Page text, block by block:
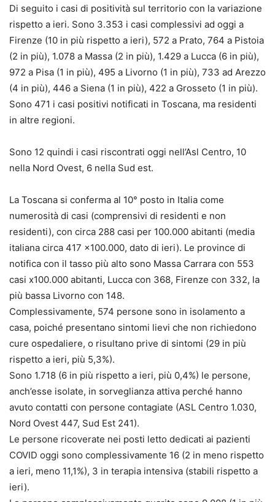
Di seguito i casi di positività sul territorio con la variazione
rispetto a ieri. Sono 3.353 i casi complessivi ad oggi a
Firenze (10 in più rispetto a ieri), 572 a Prato, 764 a Pistoia
(2 in più), 1.078 a Massa (2 in più), 1.429 a Lucca (6 in più),
972 a Pisa (1 in più), 495 a Livorno (1 in più), 733 ad Arezzo
(4 in più), 446 a Siena (1 in più), 422 a Grosseto (1 in più).
Sono 471 i casi positivi notificati in Toscana, ma residenti
in altre regioni.
Sono 12 quindi i casi riscontrati oggi nell’Asl Centro, 10
nella Nord Ovest, 6 nella Sud est.
La Toscana si conferma al 10° posto in Italia come
numerosità di casi (comprensivi di residenti e non
residenti), con circa 288 casi per 100.000 abitanti (media
italiana circa 417 x100.000, dato di ieri). Le province di
notifica con il tasso più alto sono Massa Carrara con 553
casi x100.000 abitanti, Lucca con 368, Firenze con 332, la
più bassa Livorno con 148.
Complessivamente, 574 persone sono in isolamento a
casa, poiché presentano sintomi lievi che non richiedono
cure ospedaliere, o risultano prive di sintomi (29 in più
rispetto a ieri, più 5,3%).
Sono 1.718 (6 in più rispetto a ieri, più 0,4%) le persone,
anch’esse isolate, in sorveglianza attiva perché hanno
avuto contatti con persone contagiate (ASL Centro 1.030,
Nord Ovest 447, Sud Est 241).
Le persone ricoverate nei posti letto dedicati ai pazienti
COVID oggi sono complessivamente 16 (2 in meno rispetto
a ieri, meno 11,1%), 3 in terapia intensiva (stabili rispetto a
ieri).